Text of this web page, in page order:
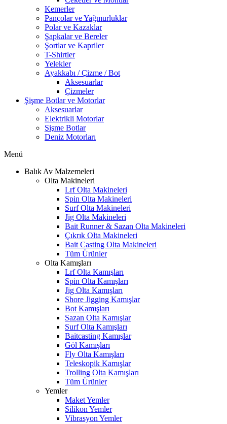
Kemerler
Pançolar ve Yağmurluklar
Polar ve Kazaklar
Şapkalar ve Bereler
Şortlar ve Kapriler
T-Shirtler
Yelekler
Ayakkabı / Çizme / Bot
Aksesuarlar
Çizmeler
Şişme Botlar ve Motorlar
Aksesuarlar
Elektrikli Motorlar
Şişme Botlar
Deniz Motorları
Menü
Balık Av Malzemeleri
Olta Makineleri
Lrf Olta Makineleri
Spin Olta Makineleri
Surf Olta Makineleri
Jig Olta Makineleri
Bait Runner & Sazan Olta Makineleri
Çıkrık Olta Makineleri
Bait Casting Olta Makineleri
Tüm Ürünler
Olta Kamışları
Lrf Olta Kamışları
Spin Olta Kamışları
Jig Olta Kamışları
Shore Jigging Kamışlar
Bot Kamışları
Sazan Olta Kamışlar
Surf Olta Kamışları
Baitcasting Kamışlar
Göl Kamışları
Fly Olta Kamışları
Teleskopik Kamışlar
Trolling Olta Kamışları
Tüm Ürünler
Yemler
Maket Yemler
Silikon Yemler
Vibrasyon Yemler